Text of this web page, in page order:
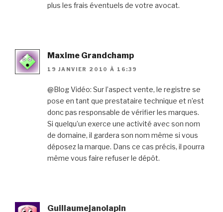
plus les frais éventuels de votre avocat.
Maxime Grandchamp
19 JANVIER 2010 À 16:39
@Blog Vidéo: Sur l’aspect vente, le registre se
pose en tant que prestataire technique et n’est
donc pas responsable de vérifier les marques.
Si quelqu’un exerce une activité avec son nom
de domaine, il gardera son nom même si vous
déposez la marque. Dans ce cas précis, il pourra
même vous faire refuser le dépôt.
Guillaumejanolapin